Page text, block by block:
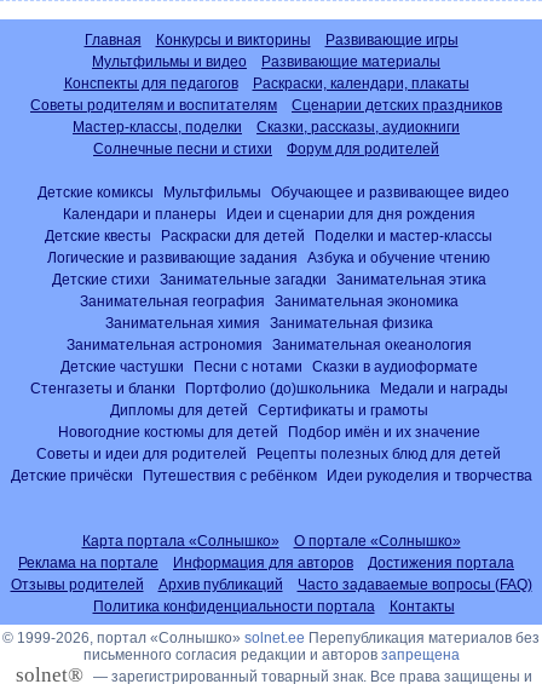
Главная Конкурсы и викторины
Развивающие игры
Мультфильмы и видео
Развивающие материалы
Конспекты для педагогов
Раскраски, календари, плакаты
Советы родителям и воспитателям
Сценарии детских праздников
Мастер-классы, поделки
Сказки, рассказы, аудиокниги
Солнечные песни и стихи
Форум для родителей
Детские комиксы Мультфильмы
Обучающее и развивающее видео
Календари и планеры
Идеи и сценарии для дня рождения
Детские квесты
Раскраски для детей
Поделки и мастер-классы
Логические и развивающие задания
Азбука и обучение чтению
Детские стихи
Занимательные загадки
Занимательная этика
Занимательная география
Занимательная экономика
Занимательная химия
Занимательная физика
Занимательная астрономия
Занимательная океанология
Детские частушки
Песни с нотами
Сказки в аудиоформате
Стенгазеты и бланки
Портфолио (до)школьника
Медали и награды
Дипломы для детей
Сертификаты и грамоты
Новогодние костюмы для детей
Подбор имён и их значение
Советы и идеи для родителей
Рецепты полезных блюд для детей
Детские причёски
Путешествия с ребёнком Идеи рукоделия и творчества
Карта портала «Солнышко»
О портале «Солнышко»
Реклама на портале
Информация для авторов
Достижения портала
Отзывы родителей
Архив публикаций
Часто задаваемые вопросы (FAQ)
Политика конфиденциальности портала
Контакты
© 1999-2026, портал «Солнышко» solnet.ee Перепубликация материалов без
письменного согласия редакции и авторов запрещена
solnet® — зарегистрированный товарный знак. Все права защищены и